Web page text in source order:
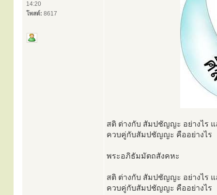
14:20
โพสต์: 8617
สติ ต่างกับ สัมปชัญญะ อย่างไร
ควบคู่กับสัมปชัญญะ คืออย่างไร
พระอภิธัมมัตถสังคหะ
สติ ต่างกับ สัมปชัญญะ อย่างไร
ควบคู่กับสัมปชัญญะ คืออย่างไร